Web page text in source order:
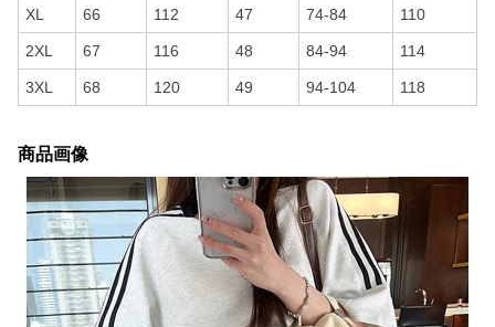
XL 66 112 47 74-84 110
2XL 67 116 48 84-94 114
3XL 68 120 49 94-104 118
商品画像